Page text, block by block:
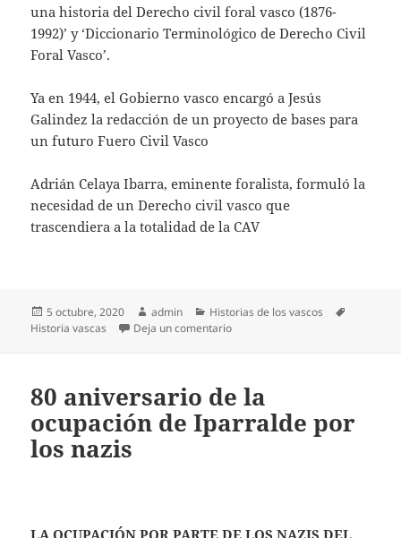
una historia del Derecho civil foral vasco (1876-
1992)’ y ‘Diccionario Terminológico de Derecho Civil
Foral Vasco’.
Ya en 1944, el Gobierno vasco encargó a Jesús
Galindez la redacción de un proyecto de bases para
un futuro Fuero Civil Vasco
Adrián Celaya Ibarra, eminente foralista, formuló la
necesidad de un Derecho civil vasco que
trascendiera a la totalidad de la CAV
Publicado
el
5 octubre, 2020 Autor
admin Categorías
Historias de los vascos
Historia vascas
Deja un comentarioen El Derecho civil vasco: del
80 aniversario de la
ocupación de Iparralde por
los nazis